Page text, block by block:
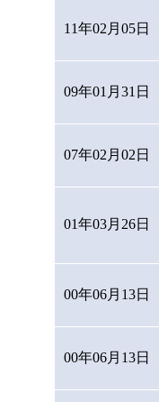
11年02月05日
09年01月31日
07年02月02日
01年03月26日
00年06月13日
00年06月13日